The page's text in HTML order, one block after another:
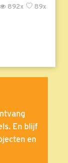
89x
892x
En blijf
en